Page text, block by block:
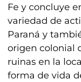
Fe y concluye
variedad de
Paraná y
origen colonial
ruinas en la
forma de vida